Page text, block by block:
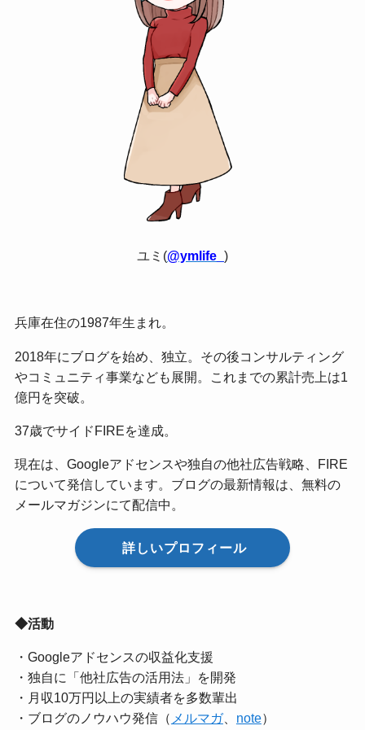
ユミ(@ymlife_ )
兵庫在住の1987年生まれ。
2018年にブログを始め、独立。その後コンサルティング
やコミュニティ事業なども展開。これまでの累計売上は1
億円を突破。
37歳でサイドFIREを達成。
現在は、Googleアドセンスや独自の他社広告戦略、FIRE
について発信しています。ブログの最新情報は、無料の
メールマガジンにて配信中。
詳しいプロフィール
◆活動
・Googleアドセンスの収益化支援
・独自に「他社広告の活用法」を開発
・月収10万円以上の実績者を多数輩出
・ブログのノウハウ発信（ メルマガ、 note）